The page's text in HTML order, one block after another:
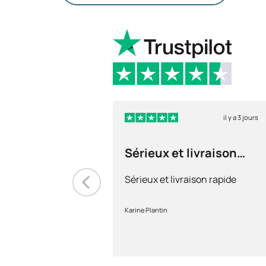
il y a 3 jours
Sérieux et livraison
Sérieux et livraison rapide
Karine Plantin